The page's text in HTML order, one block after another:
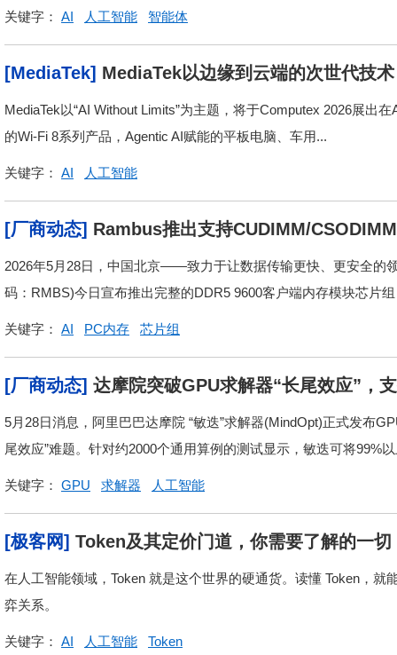
关键字： AI 人工智能 智能体
[MediaTek] MediaTek以边缘到云端的次世代技
MediaTek以“AI Without Limits”为主题，将于Computex 2026展出
的Wi-Fi 8系列产品，Agentic AI赋能的平板电脑、车用...
关键字： AI 人工智能
[厂商动态] Rambus推出支持CUDIMM/
2026年5月28日，中国北京——致力于让数据传输更快、更安全的
码：RMBS)今日宣布推出完整的DDR5 9600客户端内存模块芯片
关键字： AI PC内存 芯片组
[厂商动态] 达摩院突破GPU求解器“长尾效应”，
5月28日消息，阿里巴巴达摩院 “敏迭”求解器(MindOpt)正式发布
尾效应”难题。针对约2000个通用算例的测试显示，敏迭可将99%
关键字： GPU 求解器 人工智能
[极客网] Token及其定价门道，你需要了解的一切
在人工智能领域，Token 就是这个世界的硬通货。读懂 Token，
弈关系。
关键字： AI 人工智能 Token